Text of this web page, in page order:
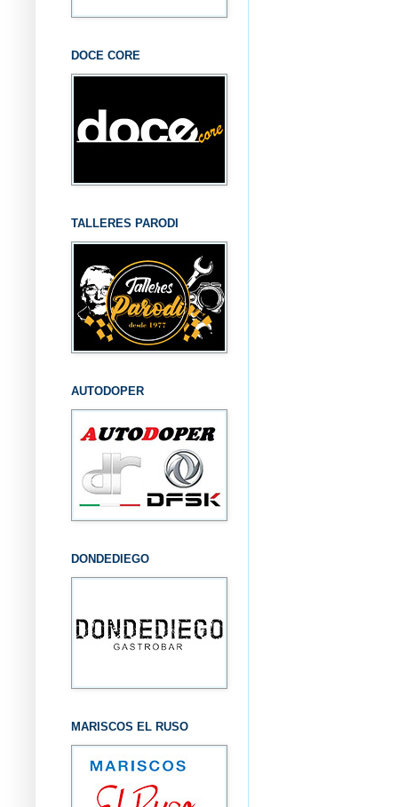
DOCE CORE
TALLERES PARODI
AUTODOPER
DONDEDIEGO
MARISCOS EL RUSO